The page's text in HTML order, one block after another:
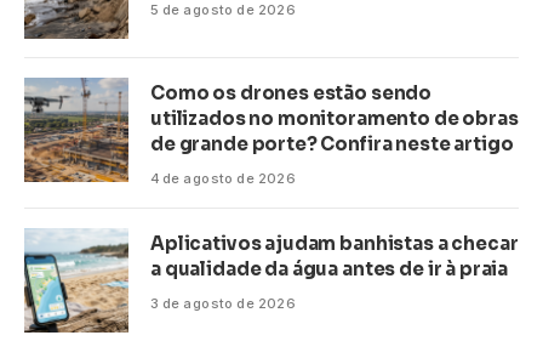
5 de agosto de 2026
Como os drones estão sendo
utilizados no monitoramento de obras
de grande porte? Confira neste artigo
4 de agosto de 2026
Aplicativos ajudam banhistas a checar
a qualidade da água antes de ir à praia
3 de agosto de 2026